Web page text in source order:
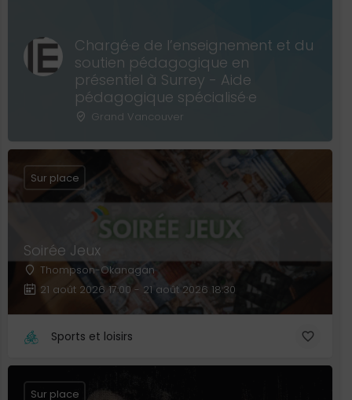
Chargé·e de l’enseignement et du
soutien pédagogique en
présentiel à Surrey - Aide
pédagogique spécialisé·e
Grand Vancouver
Soirée Jeux
Thompson-Okanagan
21 août 2026 17:00 - 21 août 2026 18:30
Sur place
Sports et loisirs
Sur place